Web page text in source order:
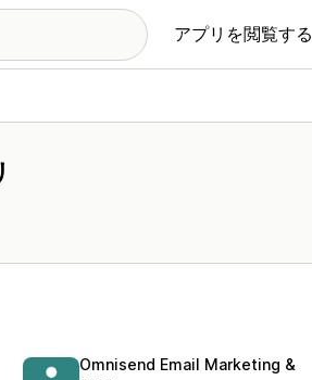
アプリを閲覧する
Omnisend Email Marketing &